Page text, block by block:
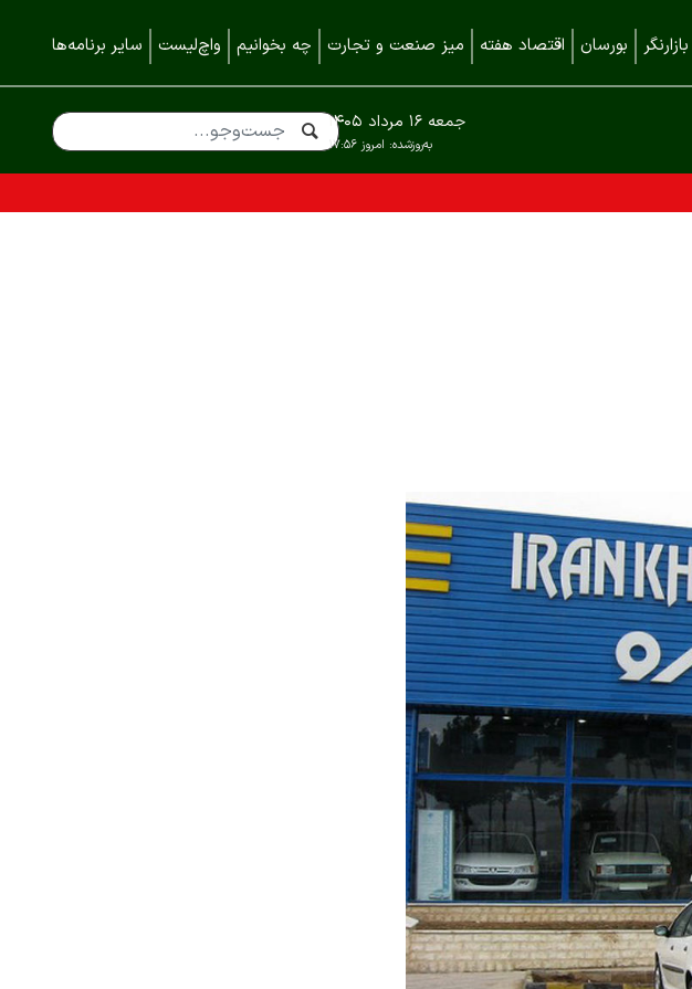
بازارنگر بورسان اقتصاد هفته میز صنعت و تجارت چه بخوانیم واچ‌لیست سایر برنامه‌ها
به‌روزشده: امروز ۱۷:۵۶
جمعه ۱۶ مرداد ۱۴۰۵